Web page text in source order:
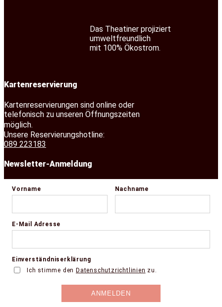
Das Theatiner projiziert
umweltfreundlich
mit 100% Ökostrom.
Kartenreservierung
Kartenreservierungen sind online oder
telefonisch zu unseren Öffnungszeiten
möglich.
Unsere Reservierungshotline:
089 223183
Newsletter-Anmeldung